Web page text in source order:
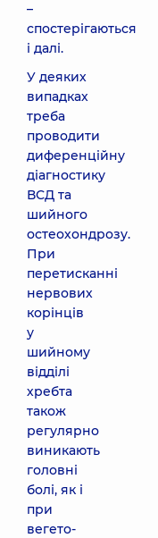
–
спостерігаються
і далі.
У деяких
випадках
треба
проводити
диференційну
діагностику
ВСД та
шийного
остеохондрозу.
При
перетисканні
нервових
корінців
у
шийному
відділі
хребта
також
регулярно
виникають
головні
болі, як і
при
вегето-